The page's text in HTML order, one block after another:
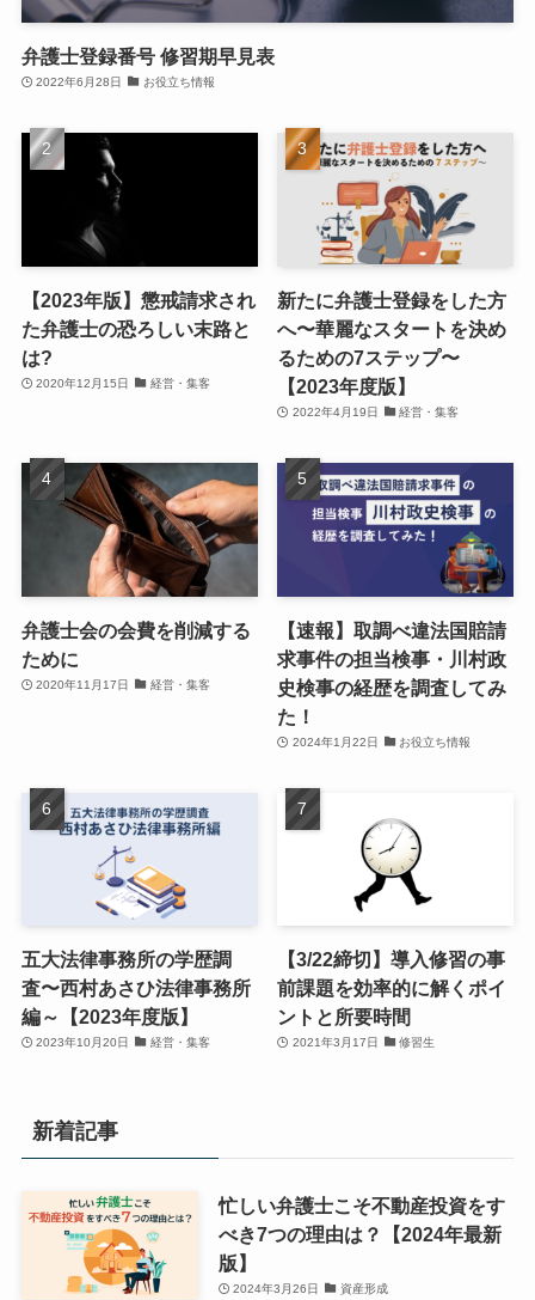
弁護士登録番号 修習期早見表
2022年6月28日 お役立ち情報
【2023年版】懲戒請求され
た弁護士の恐ろしい末路と
は?
2020年12月15日 経営・集客
新たに弁護士登録をした方
へ〜華麗なスタートを決め
るための7ステップ〜
【2023年度版】
2022年4月19日 経営・集客
弁護士会の会費を削減する
ために
2020年11月17日 経営・集客
【速報】取調べ違法国賠請
求事件の担当検事・川村政
史検事の経歴を調査してみ
た！
2024年1月22日 お役立ち情報
五大法律事務所の学歴調
査〜西村あさひ法律事務所
編～【2023年度版】
2023年10月20日 経営・集客
【3/22締切】導入修習の事
前課題を効率的に解くポイ
ントと所要時間
2021年3月17日 修習生
新着記事
忙しい弁護士こそ不動産投資をす
べき7つの理由は？【2024年最新
版】
2024年3月26日 資産形成